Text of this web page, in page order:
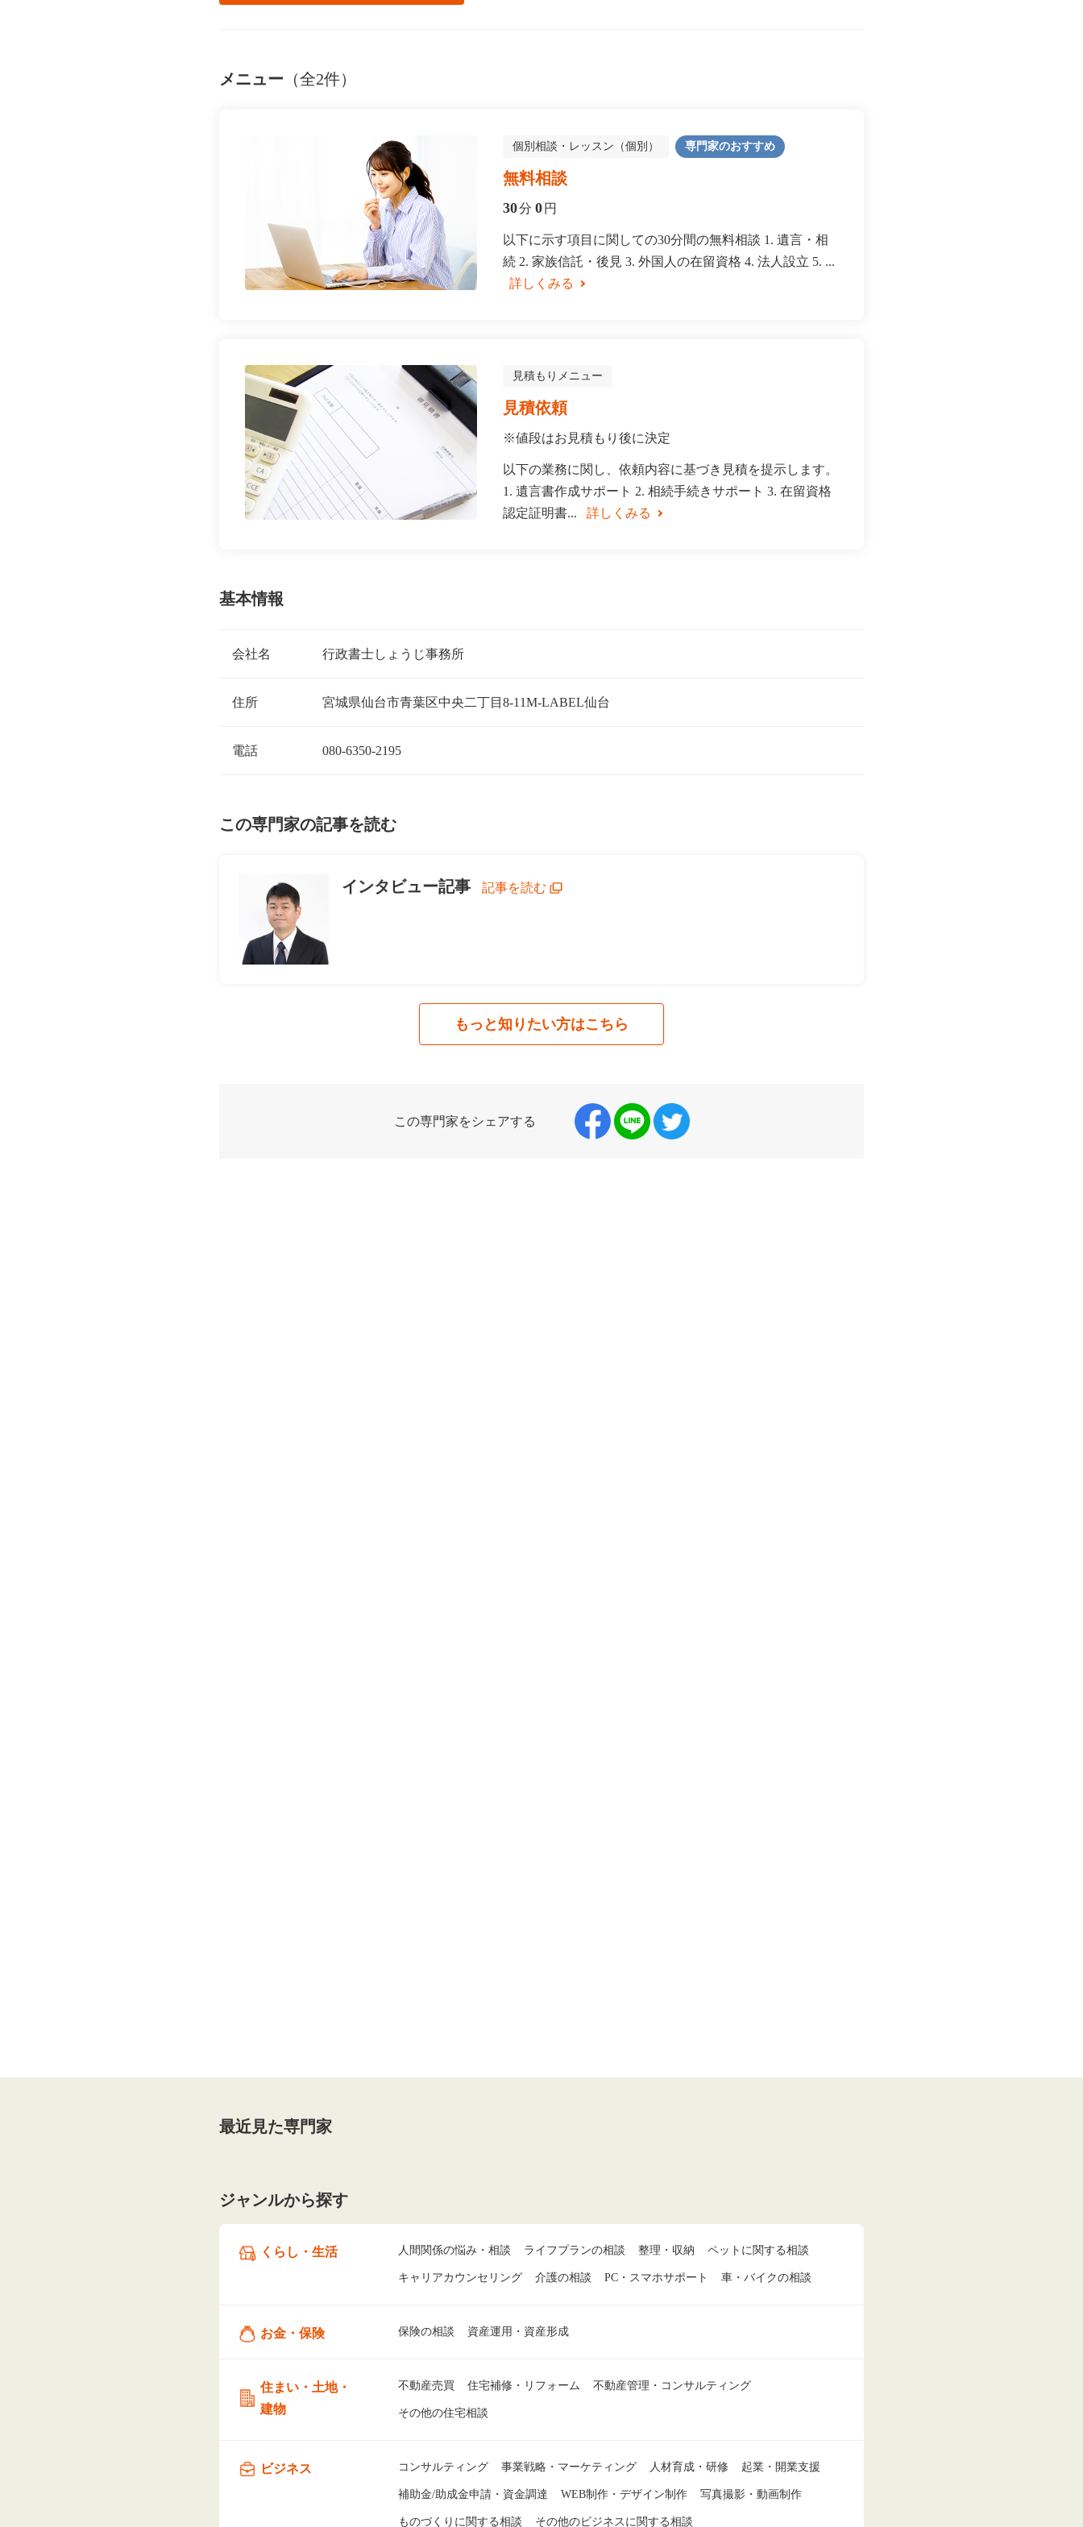
メニュー （全2件）
個別相談・レッスン（個別） 専門家のおすすめ
無料相談
30分 0 円
以下に示す項目に関しての30分間の無料相談 1. 遺言・相
続 2. 家族信託・後見 3. 外国人の在留資格 4. 法人設立 5. ...
詳しくみる
見積もりメニュー
見積依頼
※値段はお見積もり後に決定
以下の業務に関し、依頼内容に基づき見積を提示します。
1. 遺言書作成サポート 2. 相続手続きサポート 3. 在留資格
認定証明書...
詳しくみる
基本情報
会社名 行政書士しょうじ事務所
住所 宮城県仙台市青葉区中央二丁目8-11M-LABEL仙台
電話 080-6350-2195
この専門家の記事を読む
インタビュー記事 記事を読む
もっと知りたい方はこちら
この専門家をシェアする
最近見た専門家
ジャンルから探す
くらし・生活 人間関係の悩み・相談 ライフプランの相談 整理・収納 ペットに関する相談
キャリアカウンセリング 介護の相談 PC・スマホサポート 車・バイクの相談
お金・保険 保険の相談 資産運用・資産形成
住まい・土地・
建物
不動産売買 住宅補修・リフォーム 不動産管理・コンサルティング
その他の住宅相談
ビジネス コンサルティング 事業戦略・マーケティング 人材育成・研修 起業・開業支援
補助金/助成金申請・資金調達 WEB制作・デザイン制作 写真撮影・動画制作
ものづくりに関する相談 その他のビジネスに関する相談